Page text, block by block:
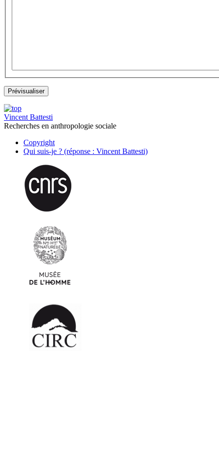
Vincent Battesti
Recherches en anthropologie sociale
Copyright
Qui suis-je ? (réponse : Vincent Battesti)